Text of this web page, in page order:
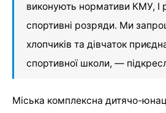
виконують нормативи КМУ, I
спортивні розряди. Ми
хлопчиків та дівчаток
спортивної школи, —
Міська комплексна дитячо-